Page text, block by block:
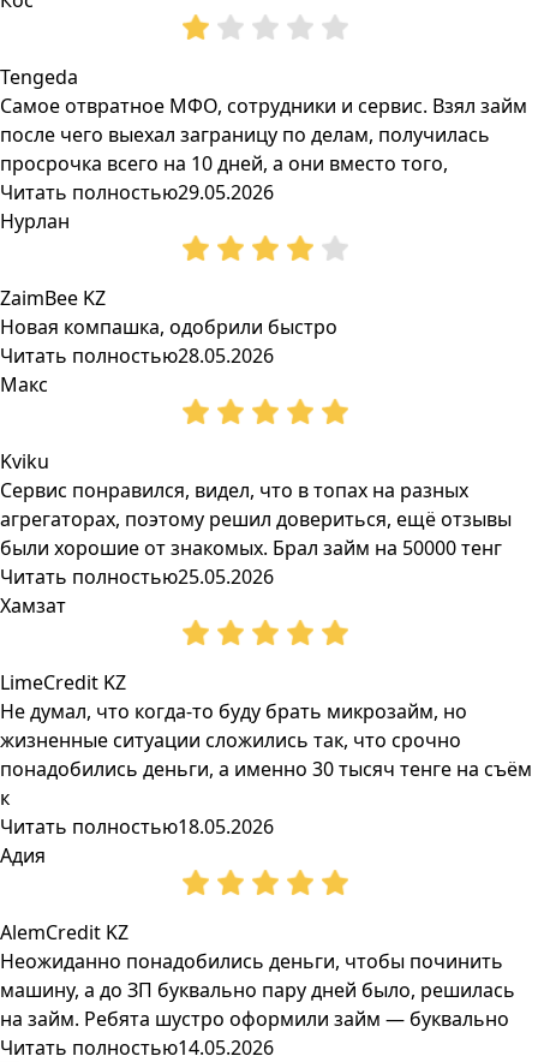
Tengeda
Самое отвратное МФО, сотрудники и сервис. Взял займ
после чего выехал заграницу по делам, получилась
просрочка всего на 10 дней, а они вместо того,
Читать полностью29.05.2026
Нурлан
ZaimBee KZ
Новая компашка, одобрили быстро
Читать полностью28.05.2026
Макс
Kviku
Сервис понравился, видел, что в топах на разных
агрегаторах, поэтому решил довериться, ещё отзывы
были хорошие от знакомых. Брал займ на 50000 тенг
Читать полностью25.05.2026
Хамзат
LimeCredit KZ
Не думал, что когда-то буду брать микрозайм, но
жизненные ситуации сложились так, что срочно
понадобились деньги, а именно 30 тысяч тенге на съём
к
Читать полностью18.05.2026
Адия
AlemCredit KZ
Неожиданно понадобились деньги, чтобы починить
машину, а до ЗП буквально пару дней было, решилась
на займ. Ребята шустро оформили займ — буквально
Читать полностью14.05.2026